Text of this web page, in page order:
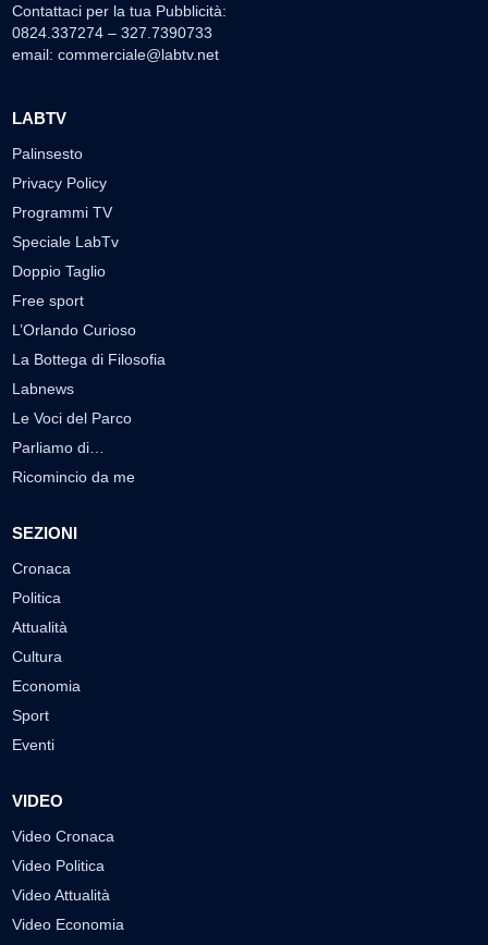
Contattaci per la tua Pubblicità:
0824.337274 – 327.7390733
email: commerciale@labtv.net
LABTV
Palinsesto
Privacy Policy
Programmi TV
Speciale LabTv
Doppio Taglio
Free sport
L’Orlando Curioso
La Bottega di Filosofia
Labnews
Le Voci del Parco
Parliamo di…
Ricomincio da me
SEZIONI
Cronaca
Politica
Attualità
Cultura
Economia
Sport
Eventi
VIDEO
Video Cronaca
Video Politica
Video Attualità
Video Economia